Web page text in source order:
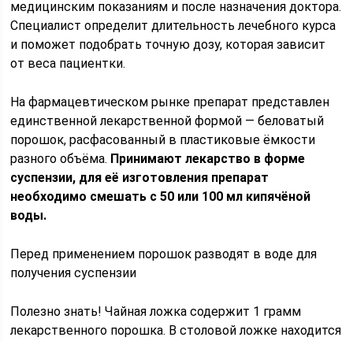
медицинским показаниям и после назначения доктора.
Специалист определит длительность лечебного курса
и поможет подобрать точную дозу, которая зависит
от веса пациентки.
На фармацевтическом рынке препарат представлен
единственной лекарственной формой — беловатый
порошок, расфасованный в пластиковые ёмкости
разного объёма. Принимают лекарство в форме
суспензии, для её изготовления препарат
необходимо смешать с 50 или 100 мл кипячёной
воды.
Перед применением порошок разводят в воде для
получения суспензии
Полезно знать! Чайная ложка содержит 1 грамм
лекарственного порошка. В столовой ложке находится